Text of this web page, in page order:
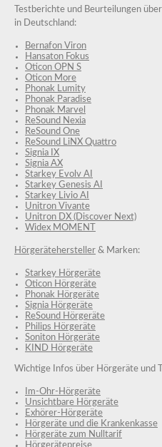
Testberichte und Beurteilungen
in Deutschland:
Bernafon Viron
Hansaton Fokus
Oticon OPN S
Oticon More
Phonak Lumity
Phonak Paradise
Phonak Marvel
ReSound Nexia
ReSound One
ReSound LiNX Quattro
Signia IX
Signia AX
Starkey Evolv AI
Starkey Genesis AI
Starkey Livio AI
Unitron Vivante
Unitron DX (Discover Next)
Widex MOMENT
Hörgerätehersteller & Marken:
Starkey Hörgeräte
Oticon Hörgeräte
Phonak Hörgeräte
Signia Hörgeräte
ReSound Hörgeräte
Philips Hörgeräte
Soniton Hörgeräte
KIND Hörgeräte
Wichtige Infos über Hörgeräte und
Im-Ohr-Hörgeräte
Unsichtbare Hörgeräte
Exhörer-Hörgeräte
Hörgeräte und die Krankenkasse
Hörgeräte zum Nulltarif